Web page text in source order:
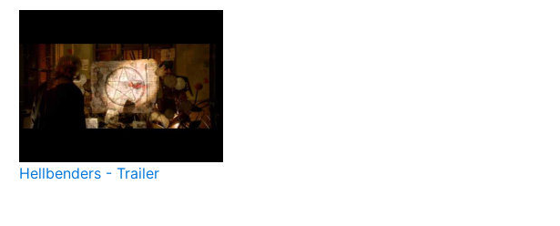
Hellbenders - Trailer